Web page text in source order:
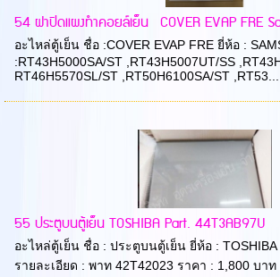
54 ฝาปิดแผงทำคอยล์เย็น COVER EVAP FRE
อะไหล่ตู้เย็น ชื่อ :COVER EVAP FRE ยี่ห้อ :
:RT43H5000SA/ST ,RT43H5007UT/SS
RT46H5570SL/ST ,RT50H6100SA/ST ,RT53...
55 ประตูบนตู้เย็น TOSHIBA Part. 44T3AB97U
อะไหล่ตู้เย็น ชื่อ : ประตูบนตู้เย็น ยี่ห้อ : TOSHIBA
รายละเอียด : พาท 42T42023 ราคา : 1,800 บาท